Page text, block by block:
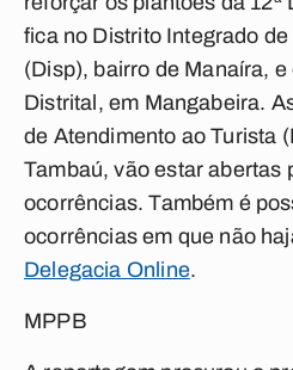
fica no Distrito Integrado
(Disp), bairro de Manaíra, e
Distrital, em Mangabeira.
de Atendimento ao Turista
Tambaú, vão estar abertas
ocorrências. Também é
ocorrências em que não
Delegacia Online.
MPPB